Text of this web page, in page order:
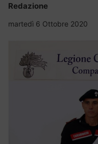
Redazione
martedì 6 Ottobre 2020